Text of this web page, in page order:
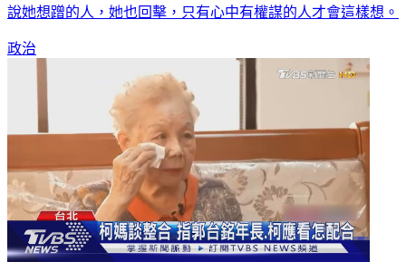
說她想蹭的人，她也回擊，只有心中有權謀的人才會這樣想。
政治